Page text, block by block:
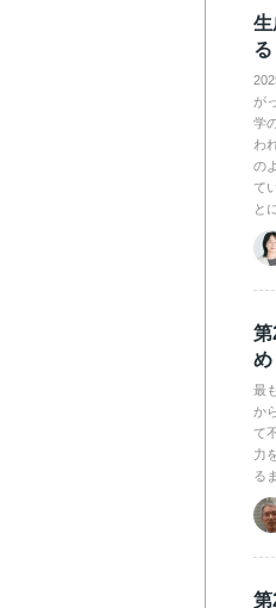
生
る
が
学
わ
の
て
と
め
最
か
て
力
る